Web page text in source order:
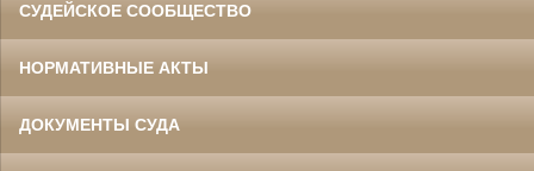
СУДЕЙСКОЕ СООБЩЕСТВО
НОРМАТИВНЫЕ АКТЫ
ДОКУМЕНТЫ СУДА